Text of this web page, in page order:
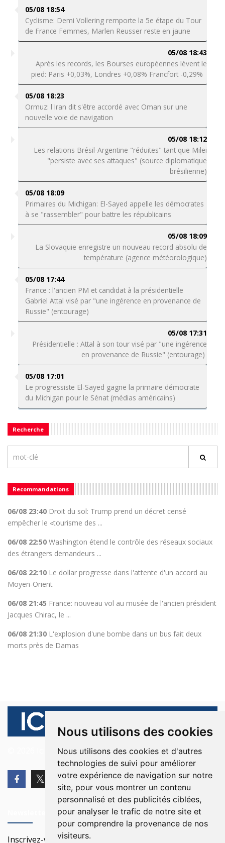
Nous utilisons des cookies
Nous utilisons des cookies et d'autres
technologies de suivi pour améliorer
votre expérience de navigation sur notre
site, pour vous montrer un contenu
personnalisé et des publicités ciblées,
pour analyser le trafic de notre site et
pour comprendre la provenance de nos
visiteurs.
05/08 18:54
Cyclisme: Demi Vollering remporte la 5e étape du Tour
de France Femmes, Marlen Reusser reste en jaune
05/08 18:43
Après les records, les Bourses européennes lèvent le
pied: Paris +0,03%, Londres +0,08% Francfort -0,29%
05/08 18:23
Ormuz: l'Iran dit s'être accordé avec Oman sur une
nouvelle voie de navigation
05/08 18:12
Les relations Brésil-Argentine "réduites" tant que Milei
"persiste avec ses attaques" (source diplomatique
brésilienne)
05/08 18:09
Primaires du Michigan: El-Sayed appelle les démocrates
à se "rassembler" pour battre les républicains
05/08 18:09
La Slovaquie enregistre un nouveau record absolu de
température (agence météorologique)
05/08 17:44
France : l'ancien PM et candidat à la présidentielle
Gabriel Attal visé par "une ingérence en provenance de
Russie" (entourage)
05/08 17:31
Présidentielle : Attal à son tour visé par "une ingérence
en provenance de Russie" (entourage)
05/08 17:01
Le progressiste El-Sayed gagne la primaire démocrate
du Michigan pour le Sénat (médias américains)
Recherche
Recommandations
06/08 23:40 Droit du sol: Trump prend un décret censé
empêcher le «tourisme des ...
06/08 22:50 Washington étend le contrôle des réseaux sociaux
des étrangers demandeurs ...
06/08 22:10 Le dollar progresse dans l'attente d'un accord au
Moyen-Orient
06/08 21:45 France: nouveau vol au musée de l'ancien président
Jacques Chirac, le ...
06/08 21:30 L'explosion d'une bombe dans un bus fait deux
morts près de Damas
© 2026 Ici Beyrouth. Tous les droits sont réservés.
Inscrivez-vous à notre Newsletter